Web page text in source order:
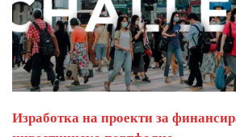
Изработка на проекти за